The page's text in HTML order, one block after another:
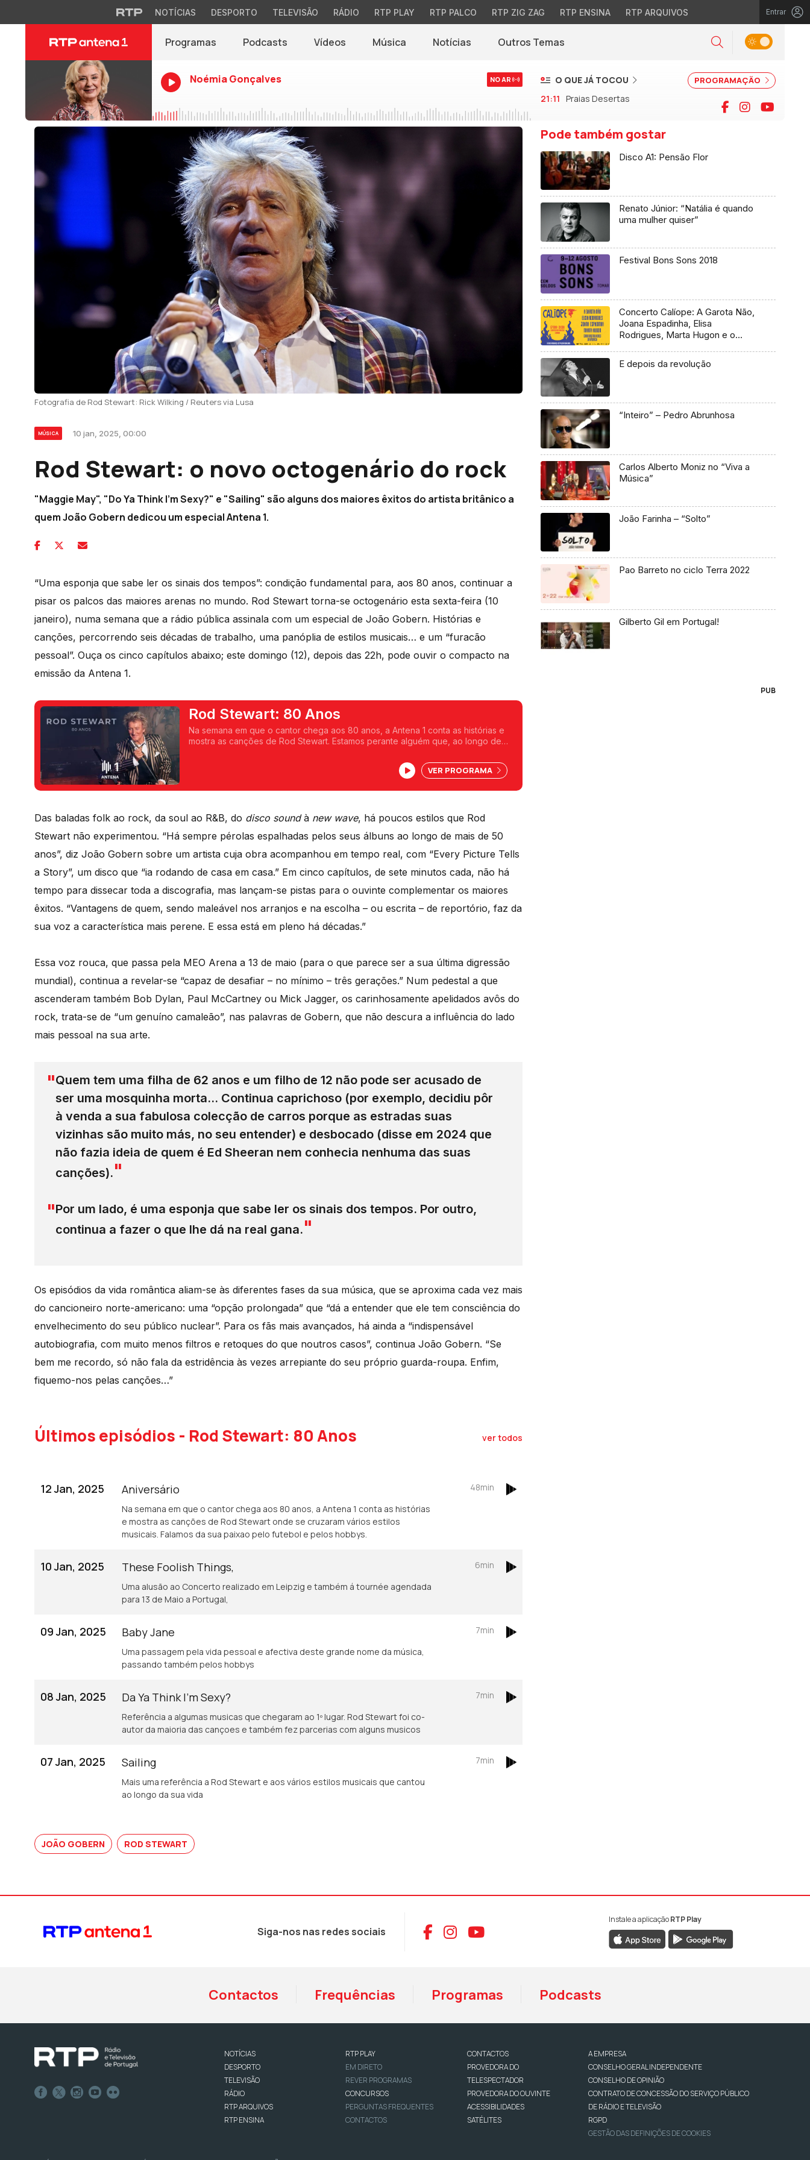
NOTÍCIAS DESPORTO TELEVISÃO RÁDIO RTP PLAY RTP PALCO RTP ZIG ZAG RTP ENSINA RTP ARQUIVOS Entrar
Programas Podcasts Vídeos Música Notícias(abre em nova janela)
Outros Temas Pesquisar
Alternar tema
Noémia Gonçalves NO AR PROGRAMAÇÃO
O QUE JÁ TOCOU
21:11 Praias Desertas Facebook
Instagram
Fotografia de Rod Stewart: Rick Wilking / Reuters via Lusa
MÚSICA 10 jan, 2025, 00:00
Rod Stewart: o novo octogenário do rock
"Maggie May", "Do Ya Think I'm Sexy?" e "Sailing" são alguns dos maiores êxitos do artista britânico a
quem João Gobern dedicou um especial Antena 1.
“Uma esponja que sabe ler os sinais dos tempos”: condição fundamental para, aos 80 anos, continuar a
pisar os palcos das maiores arenas no mundo. Rod Stewart torna-se octogenário esta sexta-feira (10
janeiro), numa semana que a rádio pública assinala com um especial de João Gobern. Histórias e
canções, percorrendo seis décadas de trabalho, uma panóplia de estilos musicais… e um “furacão
pessoal”. Ouça os cinco capítulos abaixo; este domingo (12), depois das 22h, pode ouvir o compacto na
emissão da Antena 1.
Rod Stewart: 80 Anos
Na semana em que o cantor chega aos 80 anos, a Antena 1 conta as histórias e
mostra as canções de Rod Stewart. Estamos perante alguém que, ao longo de
VER PROGRAMA
Das baladas folk ao rock, da soul ao R&B, do disco soundà new wave, há poucos estilos que Rod
Stewart não experimentou. “Há sempre pérolas espalhadas pelos seus álbuns ao longo de mais de 50
anos”, diz João Gobern sobre um artista cuja obra acompanhou em tempo real, com “Every Picture Tells
a Story”, um disco que “ia rodando de casa em casa.” Em cinco capítulos, de sete minutos cada, não há
tempo para dissecar toda a discografia, mas lançam-se pistas para o ouvinte complementar os maiores
êxitos. “Vantagens de quem, sendo maleável nos arranjos e na escolha – ou escrita – de reportório, faz da
sua voz a característica mais perene. E essa está em pleno há décadas.”
Essa voz rouca, que passa pela MEO Arena a 13 de maio (para o que parece ser a sua última digressão
mundial), continua a revelar-se “capaz de desafiar – no mínimo – três gerações.” Num pedestal a que
ascenderam também Bob Dylan, Paul McCartney ou Mick Jagger, os carinhosamente apelidados avôs do
rock, trata-se de “um genuíno camaleão”, nas palavras de Gobern, que não descura a influência do lado
mais pessoal na sua arte.
Quem tem uma filha de 62 anos e um filho de 12 não pode ser acusado de
ser uma mosquinha morta… Continua caprichoso (por exemplo, decidiu pôr
à venda a sua fabulosa colecção de carros porque as estradas suas
vizinhas são muito más, no seu entender) e desbocado (disse em 2024 que
não fazia ideia de quem é Ed Sheeran nem conhecia nenhuma das suas
canções).
Por um lado, é uma esponja que sabe ler os sinais dos tempos. Por outro,
continua a fazer o que lhe dá na real gana.
Os episódios da vida romântica aliam-se às diferentes fases da sua música, que se aproxima cada vez mais
do cancioneiro norte-americano: uma “opção prolongada” que “dá a entender que ele tem consciência do
envelhecimento do seu público nuclear”. Para os fãs mais avançados, há ainda a “indispensável
autobiografia, com muito menos filtros e retoques do que noutros casos”, continua João Gobern. “Se
bem me recordo, só não fala da estridência às vezes arrepiante do seu próprio guarda-roupa. Enfim,
fiquemo-nos pelas canções…”
Últimos episódios - Rod Stewart: 80 Anos ver todos
12 Jan, 2025 Aniversário
Na semana em que o cantor chega aos 80 anos, a Antena 1 conta as histórias
e mostra as canções de Rod Stewart onde se cruzaram vários estilos
musicais. Falamos da sua paixao pelo futebol e pelos hobbys.
48min
10 Jan, 2025 These Foolish Things,
Uma alusão ao Concerto realizado em Leipzig e também á tournée agendada
para 13 de Maio a Portugal,
6min
09 Jan, 2025 Baby Jane
Uma passagem pela vida pessoal e afectiva deste grande nome da música,
passando também pelos hobbys
7min
08 Jan, 2025 Da Ya Think I’m Sexy?
Referência a algumas musicas que chegaram ao 1º lugar. Rod Stewart foi co-
autor da maioria das cançoes e também fez parcerias com alguns musicos
7min
07 Jan, 2025 Sailing
Mais uma referência a Rod Stewart e aos vários estilos musicais que cantou
ao longo da sua vida
7min
JOÃO GOBERN ROD STEWART
Pode também gostar
Disco A1: Pensão Flor
Renato Júnior: “Natália é quando
uma mulher quiser”
Festival Bons Sons 2018
Concerto Calíope: A Garota Não,
Joana Espadinha, Elisa
Rodrigues, Marta Hugon e o
E depois da revolução
“Inteiro” – Pedro Abrunhosa
Carlos Alberto Moniz no “Viva a
Música”
João Farinha – “Solto”
Pao Barreto no ciclo Terra 2022
Gilberto Gil em Portugal!
PUB
Siga-nos nas redes sociais Aceder ao Facebook da RTP Antena 1
Aceder ao Instagram da RTP Antena 1
Aceder ao YouTube da RTP Antena 1
Instale a aplicaçãoRTP Play
Contactos Frequências Programas Podcasts
NOTÍCIAS
DESPORTO
TELEVISÃO
RÁDIO
RTP ARQUIVOS
RTP ENSINA
RTP PLAY
EM DIRETO
REVER PROGRAMAS
CONCURSOS
PERGUNTAS FREQUENTES
CONTACTOS
CONTACTOS
PROVEDORA DO
TELESPECTADOR
PROVEDORA DO OUVINTE
ACESSIBILIDADES
SATÉLITES
A EMPRESA
CONSELHO GERAL INDEPENDENTE
CONSELHO DE OPINIÃO
CONTRATO DE CONCESSÃO DO SERVIÇO PÚBLICO
DE RÁDIO E TELEVISÃO
RGPD
GESTÃO DAS DEFINIÇÕES DE COOKIES